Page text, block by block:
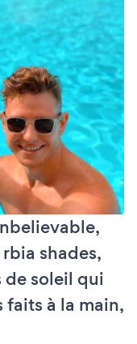
shades,
soleil qui
faits à la main,